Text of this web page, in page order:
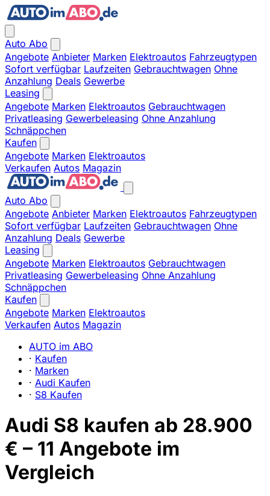
Auto Abo
Angebote Anbieter Marken Elektroautos Fahrzeugtypen
Sofort verfügbar Laufzeiten Gebrauchtwagen Ohne
Anzahlung Deals Gewerbe
Leasing
Angebote Marken Elektroautos Gebrauchtwagen
Privatleasing Gewerbeleasing Ohne Anzahlung
Schnäppchen
Kaufen
Angebote Marken Elektroautos
Verkaufen Autos Magazin
Auto Abo
Angebote Anbieter Marken Elektroautos Fahrzeugtypen
Sofort verfügbar Laufzeiten Gebrauchtwagen Ohne
Anzahlung Deals Gewerbe
Leasing
Angebote Marken Elektroautos Gebrauchtwagen
Privatleasing Gewerbeleasing Ohne Anzahlung
Schnäppchen
Kaufen
Angebote Marken Elektroautos
Verkaufen Autos Magazin
AUTO im ABO
· Kaufen
· Marken
· Audi Kaufen
· S8 Kaufen
Audi S8 kaufen ab 28.900
€ – 11 Angebote im
Vergleich